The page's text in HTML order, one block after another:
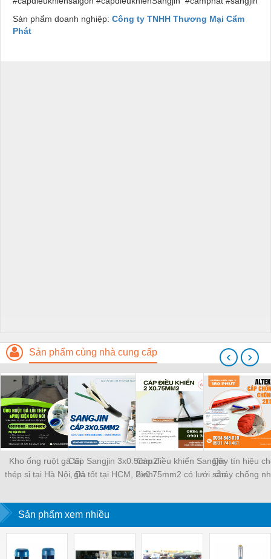
Sản phẩm doanh nghiệp: Công ty TNHH Thương Mại Cẩm
Phát
Sản phẩm cùng nhà cung cấp
Kho ống ruột gà lõi
thép sỉ tại Hà Nội, Đà
Cáp Sangjin 3x0.5mm2
giá tốt tại HCM, Bình
Cáp điều khiển Sangjin
2x0.75mm2 có lưới sẵn
Đồng Nai
Dây tín hiệu
cháy chống
Đà Nẵng, Huế,
‹ ›
Sản phẩm xem nhiều